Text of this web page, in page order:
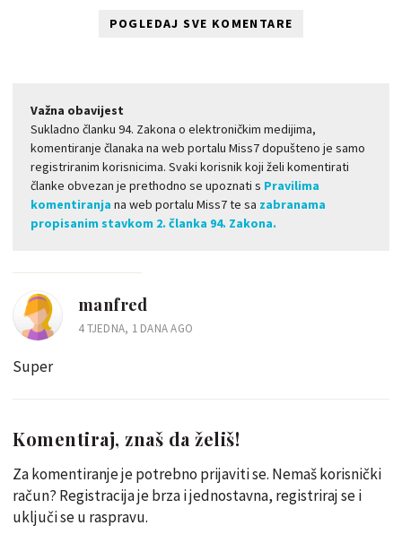
POGLEDAJ SVE KOMENTARE
Važna obavijest
Sukladno članku 94. Zakona o elektroničkim medijima,
komentiranje članaka na web portalu Miss7 dopušteno je samo
registriranim korisnicima. Svaki korisnik koji želi komentirati
članke obvezan je prethodno se upoznati s Pravilima
komentiranja na web portalu Miss7 te sa zabranama
propisanim stavkom 2. članka 94. Zakona.
manfred
4 TJEDNA, 1 DANA AGO
Super
Komentiraj, znaš da želiš!
Za komentiranje je potrebno prijaviti se. Nemaš korisnički
račun? Registracija je brza i jednostavna, registriraj se i
uključi se u raspravu.